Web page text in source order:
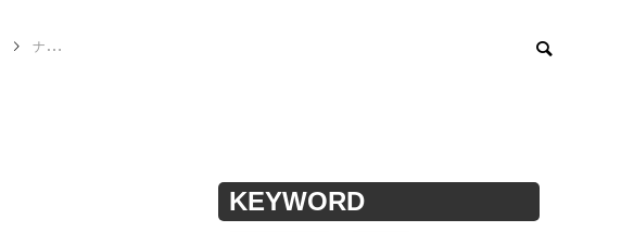
ナイル川の水紛争 エチオピアとエジプト、スーダンの対立
KEYWORD